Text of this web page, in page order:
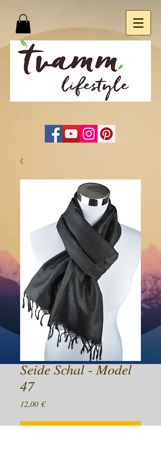
Seide Schal - Model
47
12,00 €Preis